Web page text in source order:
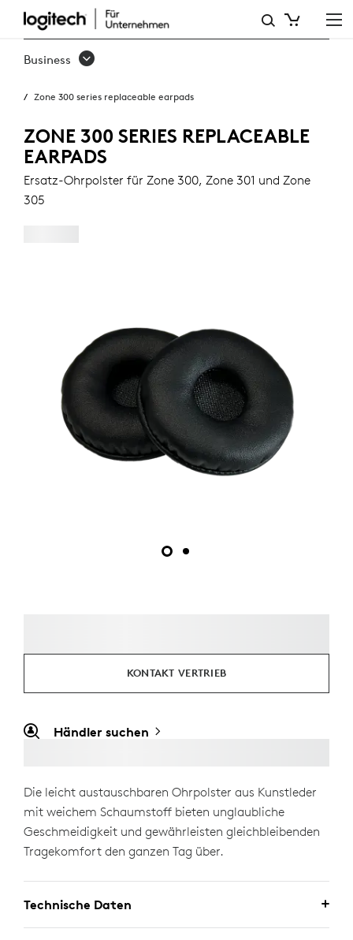
ERSATZ-
OHRPOLSTER
DIE
ZONE
300-
SERIE
Business
Zone 300 series replaceable earpads
ZONE 300 SERIES REPLACEABLE
EARPADS
Ersatz-Ohrpolster für Zone 300, Zone 301 und Zone
305
KONTAKT VERTRIEB
Händler suchen
Die leicht austauschbaren Ohrpolster aus Kunstleder
mit weichem Schaumstoff bieten unglaubliche
Geschmeidigkeit und gewährleisten gleichbleibenden
Tragekomfort den ganzen Tag über.
Technische Daten